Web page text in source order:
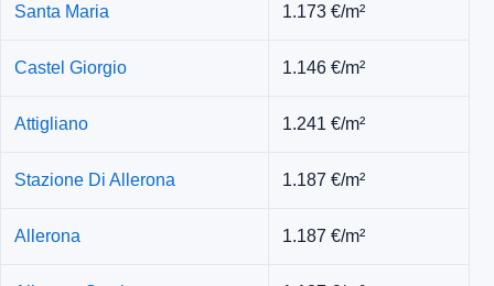
Santa Maria 1.173 €/m²
Castel Giorgio 1.146 €/m²
Attigliano 1.241 €/m²
Stazione Di Allerona 1.187 €/m²
Allerona 1.187 €/m²